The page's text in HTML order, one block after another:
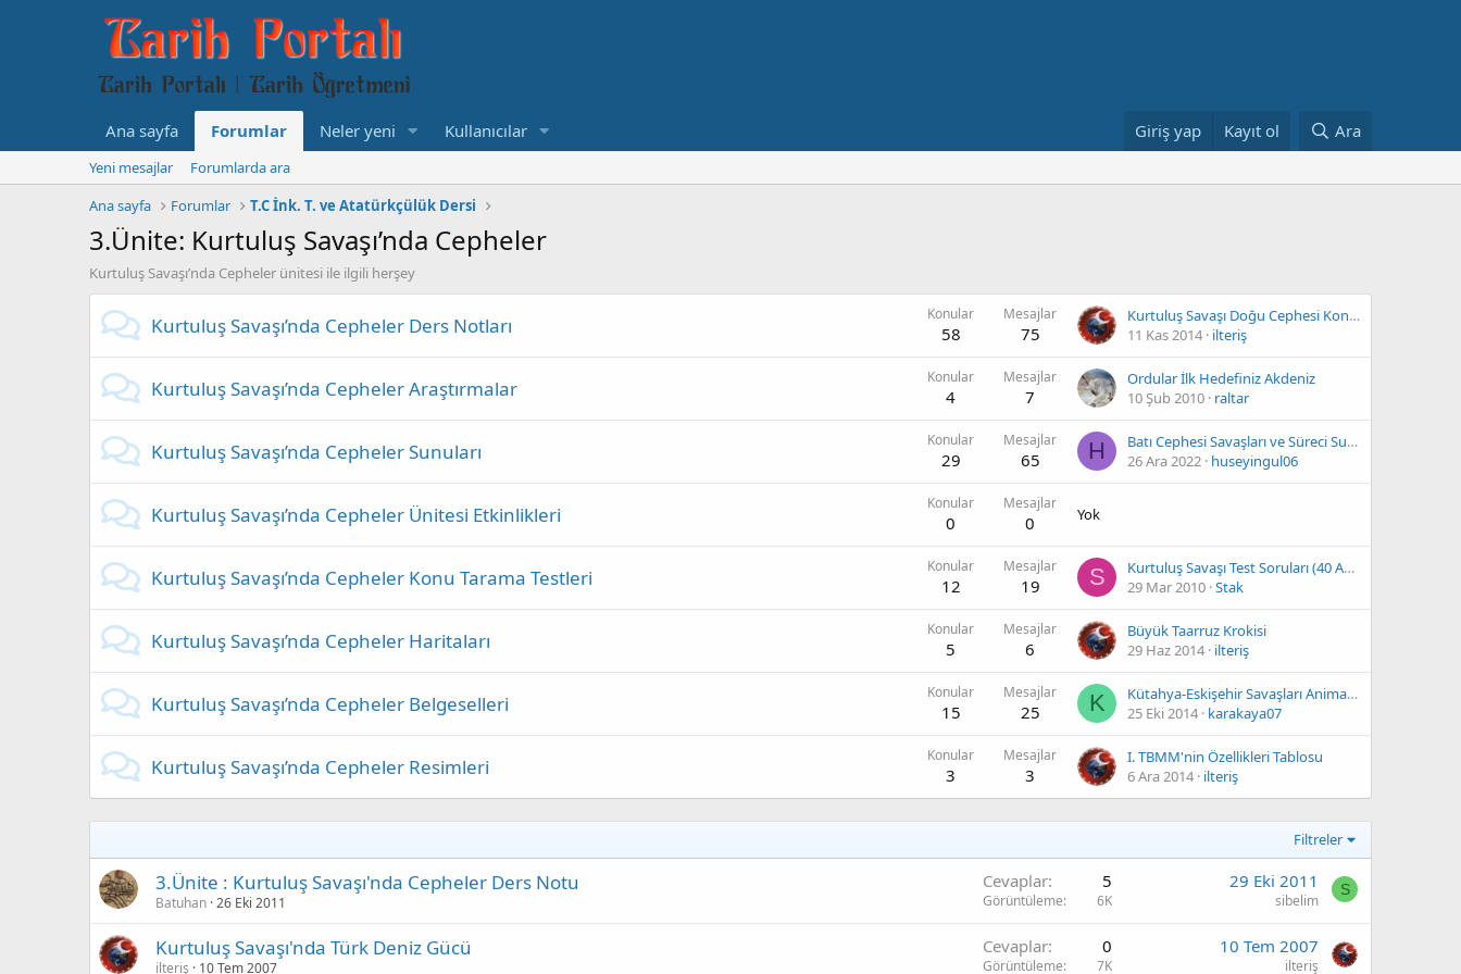
Ana sayfa Forumlar Neler yeni Kullanıcılar Giriş yap Kayıt ol Ara
Yeni mesajlar
Forumlarda ara
Ana sayfa
Forumlar T.C İnk. T. ve Atatürkçülük Dersi
3.Ünite: Kurtuluş Savaşı’nda Cepheler
Kurtuluş Savaşı’nda Cepheler ünitesi ile ilgili herşey
Kurtuluş Savaşı’nda Cepheler Ders Notları Konular
58
Mesajlar
75
Kurtuluş Savaşı Doğu Cephesi Konu Anlatımı
11 Kas 2014 ilteriş
Kurtuluş Savaşı’nda Cepheler Araştırmalar Konular
4
Mesajlar
7
Ordular İlk Hedefiniz Akdeniz
10 Şub 2010 raltar
Kurtuluş Savaşı’nda Cepheler Sunuları Konular
29
Mesajlar
65 H
Batı Cephesi Savaşları ve Süreci Sunusu
26 Ara 2022 huseyingul06
Kurtuluş Savaşı’nda Cepheler Ünitesi Etkinlikleri Konular
0
Mesajlar
0 Yok
Kurtuluş Savaşı’nda Cepheler Konu Tarama Testleri Konular
12
Mesajlar
19 S
Kurtuluş Savaşı Test Soruları (40 Adet)
29 Mar 2010 Stak
Kurtuluş Savaşı’nda Cepheler Haritaları Konular
5
Mesajlar
6
Büyük Taarruz Krokisi
29 Haz 2014 ilteriş
Kurtuluş Savaşı’nda Cepheler Belgeselleri Konular
15
Mesajlar
25 K
Kütahya-Eskişehir Savaşları Animasyonlu Video Dersi
25 Eki 2014 karakaya07
Kurtuluş Savaşı’nda Cepheler Resimleri Konular
3
Mesajlar
3
I. TBMM'nin Özellikleri Tablosu
6 Ara 2014 ilteriş
Filtreler
3.Ünite : Kurtuluş Savaşı'nda Cepheler Ders Notu
Batuhan 26 Eki 2011
Cevaplar 5
Görüntüleme 6K
29 Eki 2011
sibelim
S
Kurtuluş Savaşı'nda Türk Deniz Gücü
ilteriş 10 Tem 2007
Cevaplar 0
Görüntüleme 7K
10 Tem 2007
ilteriş